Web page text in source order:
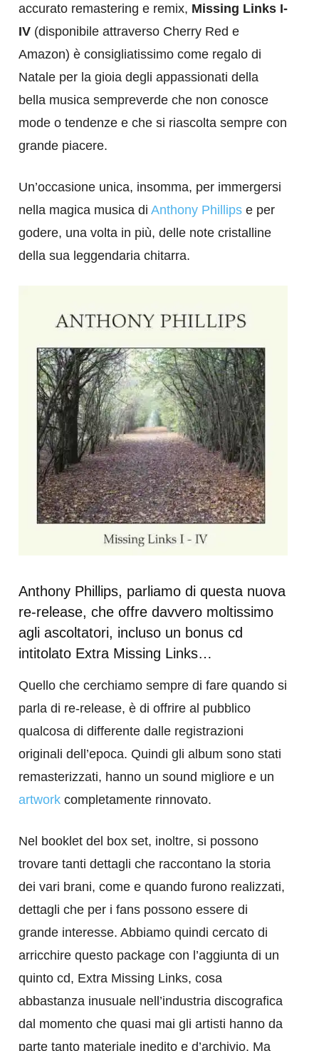
accurato remastering e remix, Missing Links I-
IV (disponibile attraverso Cherry Red e
Amazon) è consigliatissimo come regalo di
Natale per la gioia degli appassionati della
bella musica sempreverde che non conosce
mode o tendenze e che si riascolta sempre con
grande piacere.
Un’occasione unica, insomma, per immergersi
nella magica musica di Anthony Phillips e per
godere, una volta in più, delle note cristalline
della sua leggendaria chitarra.
Anthony Phillips, parliamo di questa nuova
re-release, che offre davvero moltissimo
agli ascoltatori, incluso un bonus cd
intitolato Extra Missing Links…
Quello che cerchiamo sempre di fare quando si
parla di re-release, è di offrire al pubblico
qualcosa di differente dalle registrazioni
originali dell’epoca. Quindi gli album sono stati
remasterizzati, hanno un sound migliore e un
artwork completamente rinnovato.
Nel booklet del box set, inoltre, si possono
trovare tanti dettagli che raccontano la storia
dei vari brani, come e quando furono realizzati,
dettagli che per i fans possono essere di
grande interesse. Abbiamo quindi cercato di
arricchire questo package con l’aggiunta di un
quinto cd, Extra Missing Links, cosa
abbastanza inusuale nell’industria discografica
dal momento che quasi mai gli artisti hanno da
parte tanto materiale inedito e d’archivio. Ma